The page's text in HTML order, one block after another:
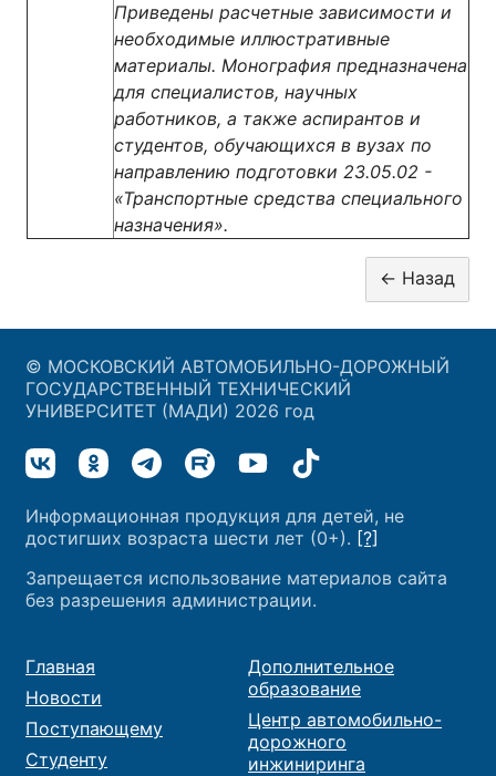
Приведены расчетные зависимости и
необходимые иллюстративные
материалы. Монография предназначена
для специалистов, научных
работников, а также аспирантов и
студентов, обучающихся в вузах по
направлению подготовки 23.05.02 -
«Транспортные средства специального
назначения».
© МОСКОВСКИЙ АВТОМОБИЛЬНО-ДОРОЖНЫЙ
ГОСУДАРСТВЕННЫЙ ТЕХНИЧЕСКИЙ
УНИВЕРСИТЕТ (МАДИ) 2026 год
Информационная продукция для детей, не
достигших возраста шести лет (0+). [?]
Запрещается использование материалов сайта
без разрешения администрации.
Главная
Новости
Поступающему
Студенту
Дополнительное
образование
Центр автомобильно-
дорожного
инжиниринга